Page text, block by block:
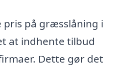
pris på græsslåning i
at indhente tilbud
Dette gør det